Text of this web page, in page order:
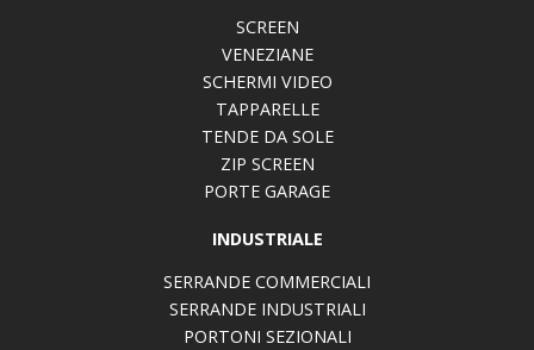
SCREEN
VENEZIANE
SCHERMI VIDEO
TAPPARELLE
TENDE DA SOLE
ZIP SCREEN
PORTE GARAGE
INDUSTRIALE
SERRANDE COMMERCIALI
SERRANDE INDUSTRIALI
PORTONI SEZIONALI